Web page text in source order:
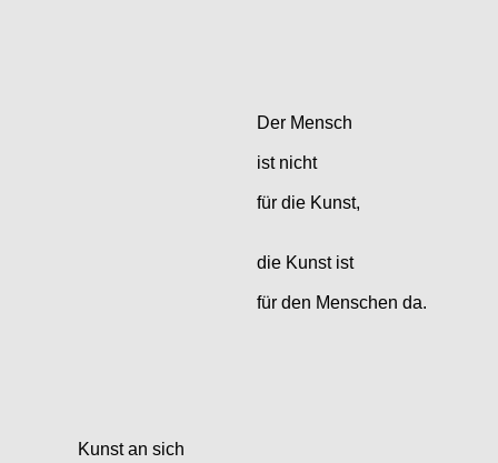
Der Mensch
ist nicht
für die Kunst,
die Kunst ist
für den Menschen da.
Kunst an sich